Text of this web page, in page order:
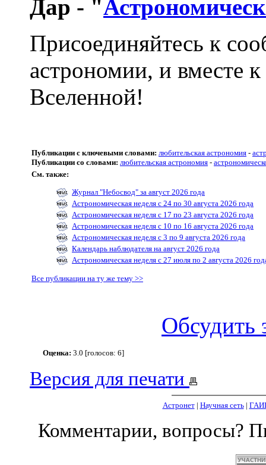
Дар - "
Присоединяйтесь к
астрономии, и вместе
Вселенной!
Публикации с ключевыми словами: любительская астрономия -
Публикации со словами: любительская астрономия -
См. также:
Журнал "Небосвод" за август 2026 года
Астрономическая неделя с 24 по 30 августа 2026 года
Астрономическая неделя с 17 по 23 августа 2026 года
Астрономическая неделя с 10 по 16 августа 2026 года
Астрономическая неделя с 3 по 9 августа 2026 года
Календарь наблюдателя на август 2026 года
Астрономическая неделя с 27 июля по 2 августа 2026
Все публикации на ту же тему >>
Обсудить
Оценка: 3.0 [голосов: 6]
Версия для печати
Астронет| Научная сеть|
Комментарии, вопросы?